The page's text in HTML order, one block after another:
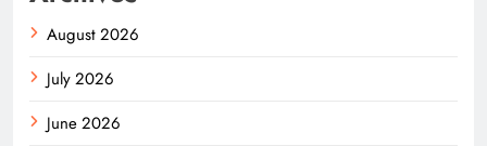
August 2026
July 2026
June 2026